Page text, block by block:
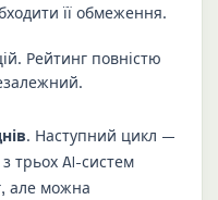
її обмеження.
Рейтинг повністю
. Наступний цикл —
з трьох AI-систем
але можна